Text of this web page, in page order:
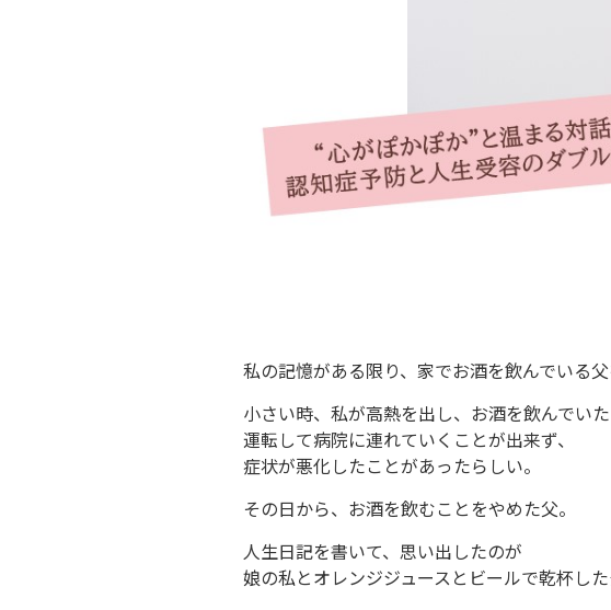
私の記憶がある限り、家でお酒を飲んでいる父
小さい時、私が高熱を出し、お酒を飲んでい
運転して病院に連れていくことが出来ず、
症状が悪化したことがあったらしい。
その日から、お酒を飲むことをやめた父。
人生日記を書いて、思い出したのが
娘の私とオレンジジュースとビールで乾杯した